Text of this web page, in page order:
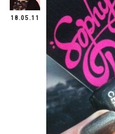
18.05.11